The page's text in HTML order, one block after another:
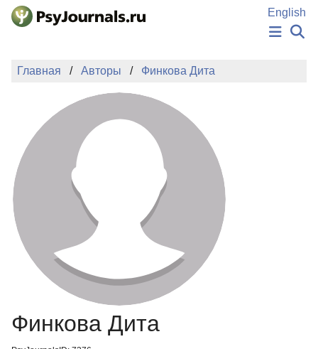
Перейти к основному содержанию
English
НОВОСТИ
АВТОРЫ
ПОДАТЬ РУКОПИСЬ
БАЗА ЗНАНИЙ
КЛЮЧЕВЫЕ СЛОВА
Регистрация
Главная Авторы Финкова Дита
Финкова Дита